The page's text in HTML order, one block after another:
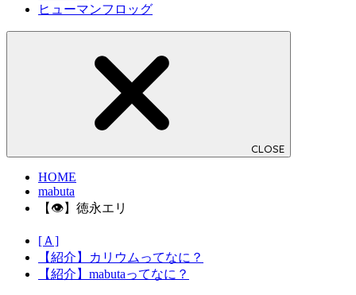
ヒューマンフロッグ
CLOSE
HOME
mabuta
【👁】徳永エリ
[Ａ]
【紹介】カリウムってなに？
【紹介】mabutaってなに？